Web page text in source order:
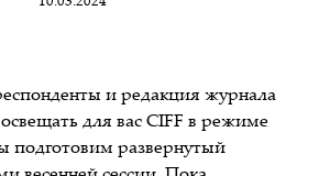
и редакция журнала
для вас CIFF в режиме
подготовим развернутый